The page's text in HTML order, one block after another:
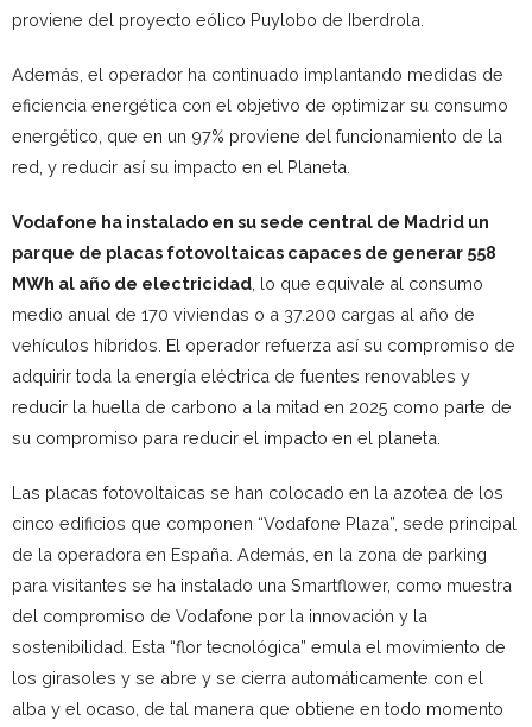
proviene del proyecto eólico Puylobo de Iberdrola.
Además, el operador ha continuado implantando medidas de
eficiencia energética con el objetivo de optimizar su consumo
energético, que en un 97% proviene del funcionamiento de la
red, y reducir así su impacto en el Planeta.
Vodafone ha instalado en su sede central de Madrid un
parque de placas fotovoltaicas capaces de generar 558
MWh al año de electricidad , lo que equivale al consumo
medio anual de 170 viviendas o a 37.200 cargas al año de
vehículos híbridos. El operador refuerza así su compromiso de
adquirir toda la energía eléctrica de fuentes renovables y
reducir la huella de carbono a la mitad en 2025 como parte de
su compromiso para reducir el impacto en el planeta.
Las placas fotovoltaicas se han colocado en la azotea de los
cinco edificios que componen “Vodafone Plaza”, sede principal
de la operadora en España. Además, en la zona de parking
para visitantes se ha instalado una Smartflower, como muestra
del compromiso de Vodafone por la innovación y la
sostenibilidad. Esta “flor tecnológica” emula el movimiento de
los girasoles y se abre y se cierra automáticamente con el
alba y el ocaso, de tal manera que obtiene en todo momento